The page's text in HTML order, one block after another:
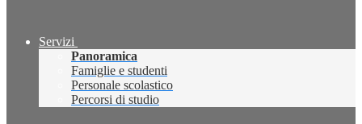
Servizi
Panoramica
Famiglie e studenti
Personale scolastico
Percorsi di studio